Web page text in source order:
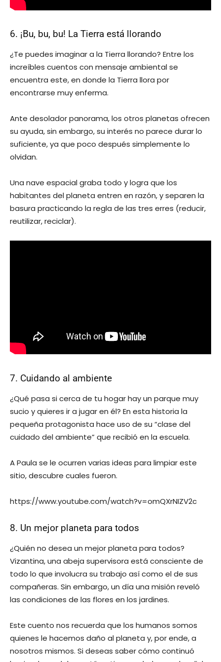
6. ¡Bu, bu, bu! La Tierra está llorando
¿Te puedes imaginar a la Tierra llorando? Entre los
increíbles cuentos con mensaje ambiental se
encuentra este, en donde la Tierra llora por
encontrarse muy enferma.
Ante desolador panorama, los otros planetas ofrecen
su ayuda, sin embargo, su interés no parece durar lo
suficiente, ya que poco después simplemente lo
olvidan.
Una nave espacial graba todo y logra que los
habitantes del planeta entren en razón, y separen la
basura practicando la regla de las tres erres (reducir,
reutilizar, reciclar).
7. Cuidando al ambiente
¿Qué pasa si cerca de tu hogar hay un parque muy
sucio y quieres ir a jugar en él? En esta historia la
pequeña protagonista hace uso de su “clase del
cuidado del ambiente” que recibió en la escuela.
A Paula se le ocurren varias ideas para limpiar este
sitio, descubre cuales fueron.
https://www.youtube.com/watch?v=omQXrNIZV2c
8. Un mejor planeta para todos
¿Quién no desea un mejor planeta para todos?
Vizantina, una abeja supervisora está consciente de
todo lo que involucra su trabajo así como el de sus
compañeras. Sin embargo, un día una misión reveló
las condiciones de las flores en los jardines.
Este cuento nos recuerda que los humanos somos
quienes le hacemos daño al planeta y, por ende, a
nosotros mismos. Si deseas saber cómo continuó